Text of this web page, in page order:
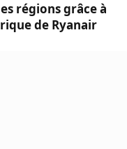
régions grâce à
de Ryanair